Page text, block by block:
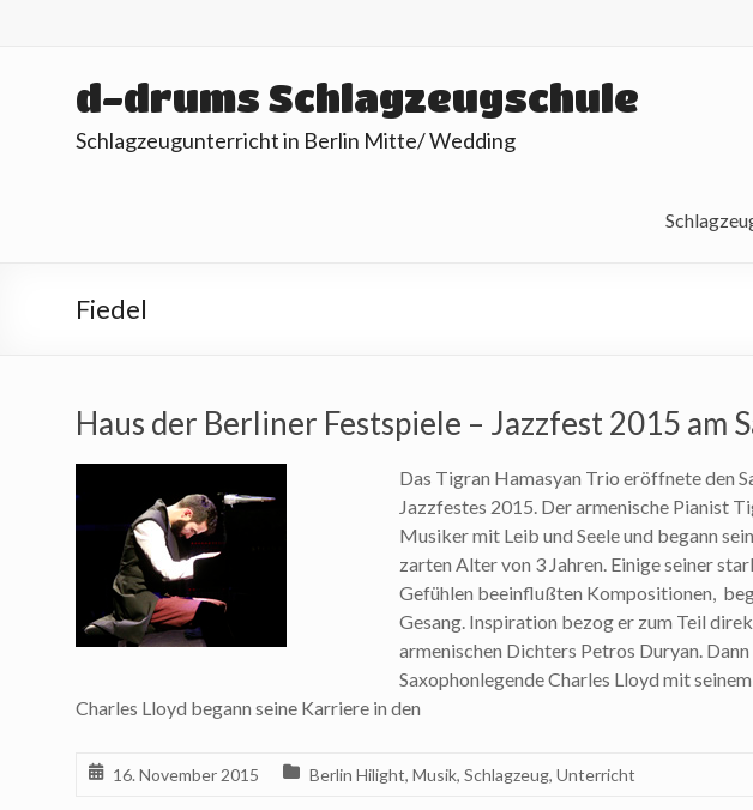
d-drums Schlagzeugschule
Schlagzeugunterricht in Berlin Mitte/ Wedding
Fiedel
Haus der Berliner Festspiele – Jazzfest 2015 am
Das Tigran Hamasyan Trio eröffnete den
Jazzfestes 2015. Der armenische Pianist
Musiker mit Leib und Seele und begann
zarten Alter von 3 Jahren. Einige seiner
Gefühlen beeinflußten Kompositionen,
Gesang. Inspiration bezog er zum Teil
armenischen Dichters Petros Duryan.
Saxophonlegende Charles Lloyd mit
Charles Lloyd begann seine Karriere in den
16. November 2015 Berlin Hilight, Musik, Schlagzeug, Unterricht